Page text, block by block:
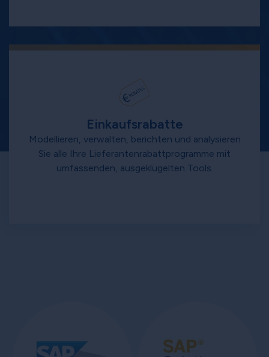
Einkaufsrabatte
Modellieren, verwalten, berichten und analysieren
Sie alle Ihre Lieferantenrabattprogramme mit
umfassenden, ausgeklügelten Tools.